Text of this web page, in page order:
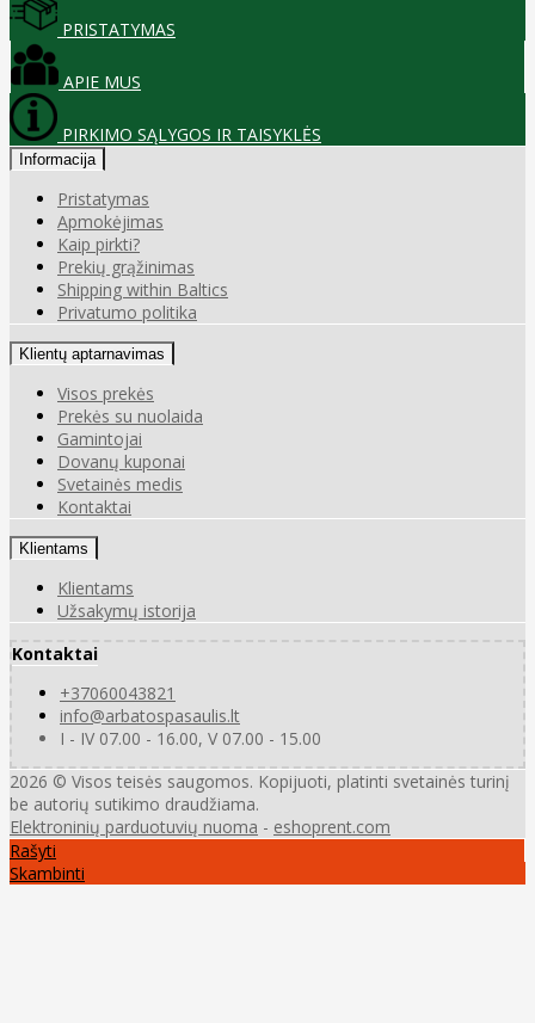
PRISTATYMAS
APIE MUS
PIRKIMO SĄLYGOS IR TAISYKLĖS
Informacija
Pristatymas
Apmokėjimas
Kaip pirkti?
Prekių grąžinimas
Shipping within Baltics
Privatumo politika
Klientų aptarnavimas
Visos prekės
Prekės su nuolaida
Gamintojai
Dovanų kuponai
Svetainės medis
Kontaktai
Klientams
Klientams
Užsakymų istorija
Kontaktai
+37060043821
info@arbatospasaulis.lt
I - IV 07.00 - 16.00, V 07.00 - 15.00
2026 © Visos teisės saugomos. Kopijuoti, platinti svetainės turinį
be autorių sutikimo draudžiama.
Elektroninių parduotuvių nuoma - eshoprent.com
Rašyti
Skambinti